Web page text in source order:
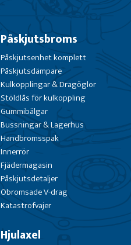
Påskjutsbroms
Påskjutsenhet komplett
Påskjutsdämpare
Kulkopplingar & Dragöglor
Stöldlås för kulkoppling
Gummibälgar
Bussningar & Lagerhus
Handbromsspak
Innerrör
Fjädermagasin
Påskjutsdetaljer
Obromsade V-drag
Katastrofvajer
Hjulaxel